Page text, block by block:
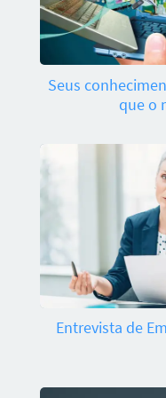
Seus
que o
Entrevista de